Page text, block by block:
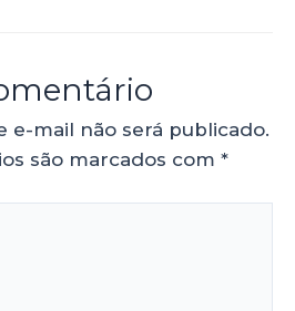
e-mail não será publicado.
são marcados com *